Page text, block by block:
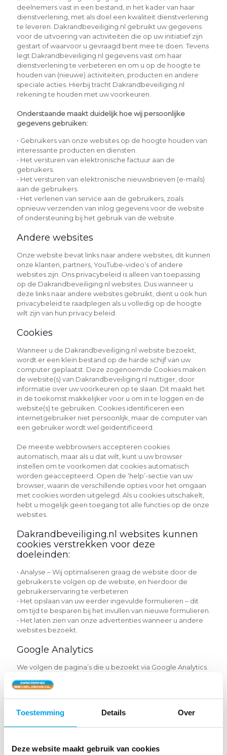
Toestemming Details Over
Deze website maakt gebruik van cookies
deelnemers vast in een bestand, in het kader van haar
dienstverlening, met als doel een kwaliteit dienstverlening
te leveren. Dakrandbeveiliging.nl gebruikt uw gegevens
voor de uitvoering van activiteiten die op uw initiatief zijn
gestart of waarvoor u gevraagd bent mee te doen. Tevens
legt Dakrandbeveiliging.nl gegevens vast om haar
dienstverlening te verbeteren en om u op de hoogte te
houden van (nieuwe) activiteiten, producten en andere
speciale acties. Hierbij tracht Dakrandbeveiliging.nl
rekening te houden met uw voorkeuren.
Onderstaande maakt duidelijk hoe wij persoonlijke
gegevens gebruiken:
• Gebruikers van onze websites op de hoogte houden van
interessante producten en diensten.
• Het versturen van elektronische factuur aan de
gebruikers.
• Het versturen van elektronische nieuwsbrieven (e-mails)
aan de gebruikers.
• Het verlenen van service aan de gebruikers, zoals
opnieuw verzenden van inlog gegevens voor de website
of ondersteuning bij het gebruik van de website.
Andere websites
Onze website bevat links naar andere websites, dit kunnen
onze klanten, partners, YouTube-video’s of andere
websites zijn. Ons privacybeleid is alleen van toepassing
op de Dakrandbeveiliging.nl websites. Dus wanneer u
deze links naar andere websites gebruikt, dient u ook hun
privacybeleid te raadplegen als u volledig op de hoogte
wilt zijn van hun privacy beleid.
Cookies
Wanneer u de Dakrandbeveiliging.nl website bezoekt,
wordt er een klein bestand op de harde schijf van uw
computer geplaatst. Deze zogenoemde Cookies maken
de website(s) van Dakrandbeveiliging.nl nuttiger, door
informatie over uw voorkeuren op te slaan. Dit maakt het
in de toekomst makkelijker voor u om in te loggen en de
website(s) te gebruiken. Cookies identificeren een
internetgebruiker niet persoonlijk, maar de computer van
een gebruiker wordt wel geïdentificeerd.
De meeste webbrowsers accepteren cookies
automatisch, maar als u dat wilt, kunt u uw browser
instellen om te voorkomen dat cookies automatisch
worden geaccepteerd. Open de ‘help’-sectie van uw
browser, waarin de verschillende opties voor het omgaan
met cookies worden uitgelegd. Als u cookies uitschakelt,
hebt u mogelijk geen toegang tot alle functies op de onze
websites.
Dakrandbeveiliging.nl websites kunnen
cookies verstrekken voor deze
doeleinden:
• Analyse – Wij optimaliseren graag de website door de
gebruikers te volgen op de website, en hierdoor de
gebruikerservaring te verbeteren
• Het opslaan van uw eerder ingevulde formulieren – dit
om tijd te besparen bij het invullen van nieuwe formulieren.
• Het laten zien van onze advertenties wanneer u andere
websites bezoekt.
Google Analytics
We volgen de pagina’s die u bezoekt via Google Analytics.
controleren hoe onze website functioneert en hoe we uw
Veiligheid
en vertrouwelijk. Dakrandbeveiliging.nl zal uw informatie